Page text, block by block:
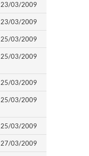
23/03/2009
23/03/2009
25/03/2009
25/03/2009
25/03/2009
25/03/2009
25/03/2009
27/03/2009